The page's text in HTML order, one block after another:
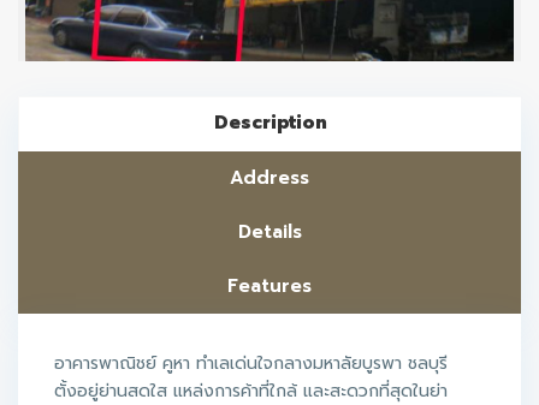
Description
Address
Details
Features
อาคารพาณิชย์ คูหา ทำเลเด่นใจกลางมหาลัยบูรพา ชลบุรี
ตั้งอยู่ย่านสดใส แหล่งการค้าที่ใกล้ และสะดวกที่สุดในย่า